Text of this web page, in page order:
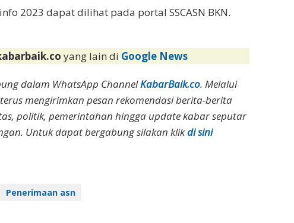
2023 dapat dilihat pada portal SSCASN BKN.
yang lain di Google News
dalam WhatsApp ChannelKabarBaik.co. Melalui
mengirimkan pesan rekomendasi berita-berita
politik, pemerintahan hingga update kabar seputar
Untuk dapat bergabung silakan klikdi sini
Penerimaan asn